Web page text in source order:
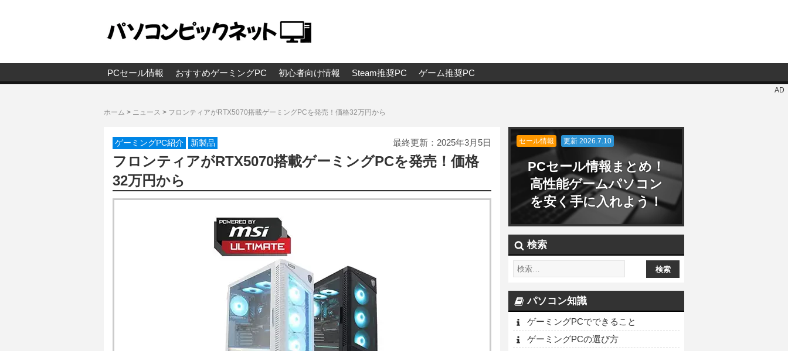
PCセール情報 おすすめゲーミングPC 初心者向け情報 Steam推奨PC ゲーム推奨PC
AD
ホーム > ニュース > フロンティアがRTX5070搭載ゲーミングPCを発売！価格32万円から
ゲーミングPC紹介 新製品 最終更新： 2025年3月5日
フロンティアがRTX5070搭載ゲーミングPCを発売！価格
32万円から
セール情報 更新 2026.7.10
PCセール情報まとめ！
高性能ゲームパソコン
を安く手に入れよう！
検索
パソコン知識
ゲーミングPCでできること
ゲーミングPCの選び方